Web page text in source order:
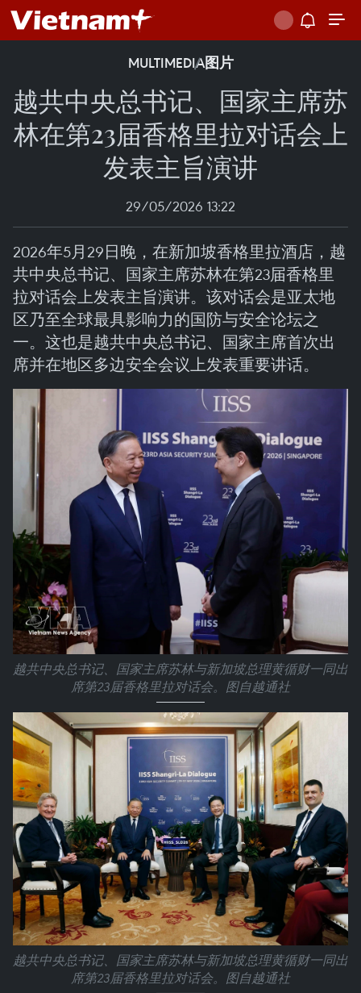
MULTIMEDIA图片
越共中央总书记、国家主席苏
林在第23届香格里拉对话会上
发表主旨演讲
29/05/2026 13:22
2026年5月29日晚，在新加坡香格里拉酒店，越
共中央总书记、国家主席苏林在第23届香格里
拉对话会上发表主旨演讲。该对话会是亚太地
区乃至全球最具影响力的国防与安全论坛之
一。这也是越共中央总书记、国家主席首次出
席并在地区多边安全会议上发表重要讲话。
越共中央总书记、国家主席苏林与新加坡总理黄循财一同出
席第23届香格里拉对话会。图自越通社
越共中央总书记、国家主席苏林与新加坡总理黄循财一同出
席第23届香格里拉对话会。图自越通社